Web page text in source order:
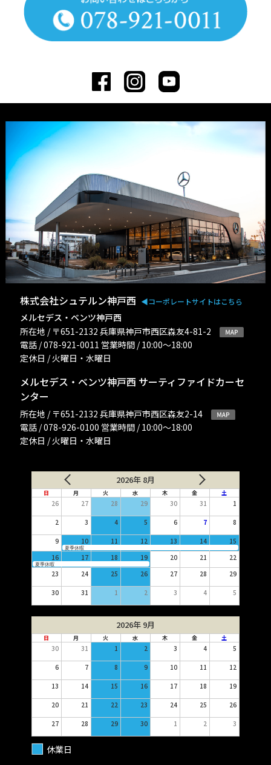
株式会社シュテルン神戸西 ◀︎コーポレートサイトはこちら
メルセデス・ベンツ神戸西
所在地 / 〒651-2132 兵庫県神戸市西区森友4-81-2
電話 / 078-921-0011 営業時間 / 10:00〜18:00
定休日 / 火曜日・水曜日
メルセデス・ベンツ神戸西 サーティファイドカーセ
ンター
所在地 / 〒651-2132 兵庫県神戸市西区森友2-14
電話 / 078-926-0100 営業時間 / 10:00〜18:00
定休日 / 火曜日・水曜日
2026年 8月
日 月 火 水 木 金 土
26 27 28 29 30 31 1
2 3 4 5 6 7 8
9 10 11 12 13 14 15
夏季休暇
16 17 18 19 20 21 22
夏季休暇
23 24 25 26 27 28 29
30 31 1 2 3 4 5
2026年 9月
日 月 火 水 木 金 土
30 31 1 2 3 4 5
6 7 8 9 10 11 12
13 14 15 16 17 18 19
20 21 22 23 24 25 26
27 28 29 30 1 2 3
休業日